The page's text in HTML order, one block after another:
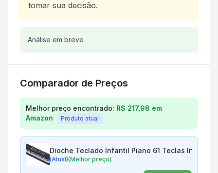
tomar sua decisão.
Análise do produto
Análise em breve
Comparador de Preços
Comparação de preços para Dioche Teclado
Melhor preço encontrado: R$ 217,98 em
Amazon
Produto atual
Dioche Teclado Infantil Piano 61 Teclas
(Atual)(Melhor preço)